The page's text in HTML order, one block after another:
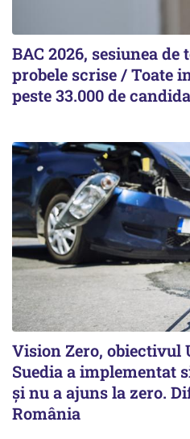
BAC 2026, sesiunea
probele scrise / Toate
peste 33.000 de
Vision Zero, obiectivul
Suedia a implementat
şi nu a ajuns la zero.
România